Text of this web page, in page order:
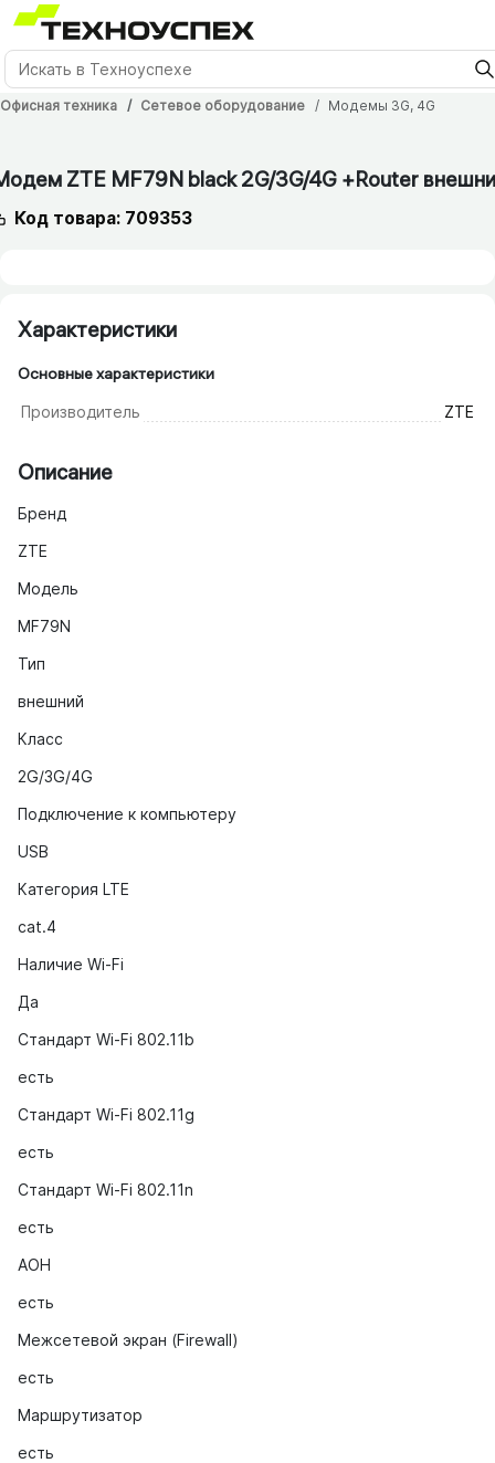
Офисная техника Сетевое оборудование Модемы 3G, 4G
ZTE MF79N black 2G/​3G/​4G +Router
Код товара: 709353
Характеристики
Основные характеристики
Производитель ZTE
Описание
Бренд
ZTE
Модель
MF79N
Тип
внешний
Класс
2G/3G/4G
Подключение к компьютеру
USB
Категория LTE
cat.4
Наличие Wi-Fi
Да
Стандарт Wi-Fi 802.11b
есть
Стандарт Wi-Fi 802.11g
есть
Стандарт Wi-Fi 802.11n
есть
АОН
есть
Межсетевой экран (Firewall)
есть
Маршрутизатор
есть